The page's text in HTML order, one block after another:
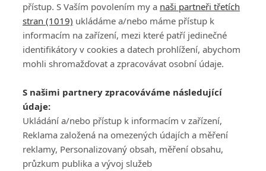
přístup. S Vaším povolením my a naši partneři třetích
stran (1019) ukládáme a/nebo máme přístup k
informacím na zařízení, mezi které patří jedinečné
identifikátory v cookies a datech prohlížení, abychom
mohli shromažďovat a zpracovávat osobní údaje.
S našimi partnery zpracováváme následující
údaje:
Ukládání a/nebo přístup k informacím v zařízení,
Reklama založená na omezených údajích a měření
reklamy, Personalizovaný obsah, měření obsahu,
průzkum publika a vývoj služeb
Všeobecné obchodní
podmínky služby
GolfExtra.cz Premium
Podmínky zpracování
ATV CZ, s.r.o.
140 00 Praha 4